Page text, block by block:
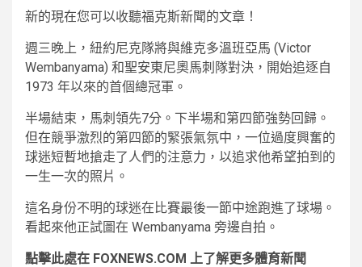
新的現在您可以收聽福克斯新聞的文章！
週三晚上，紐約尼克隊將與維克多溫班亞馬 (Victor
Wembanyama) 和聖安東尼奧馬刺隊對決，開始追逐自
1973 年以來的首個總冠軍。
半場結束，馬刺領先7分。下半場和第四節強勢回歸。
但在競爭激烈的第四節的緊張氣氛中，一位過度興奮的
球迷短暫地搶走了人們的注意力，以追求他希望拍到的
一生一次的照片。
這名身份不明的球迷在比賽最後一節中途跑進了球場。
看起來他正試圖在 Wembanyama 旁邊自拍。
點擊此處在 FOXNEWS.COM 上了解更多體育新聞